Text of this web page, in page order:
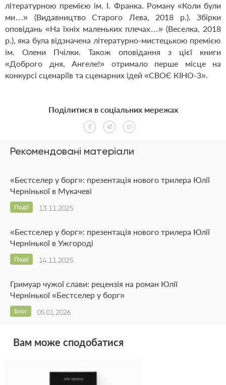
літературною премією ім. І. Франка. Роману «Коли були
ми…» (Видавництво Старого Лева, 2018 р.). Збірки
оповідань «На їхніх маленьких плечах…» (Веселка, 2018
р.), яка була відзначена літературно-мистецькою премією
ім. Олени Пчілки. Також оповідання з цієї книги
«Доброго дня, Ангеле!» отримало перше місце на
конкурсі сценаріїв та сценарних ідей «СВОЄ КІНО-3».
Рекомендовані матеріали
«Бестселер у борг»: презентація нового трилера Юлії
Чернінької в Мукачеві
13.11.2025
Події
«Бестселер у борг»: презентація нового трилера Юлії
Чернінької в Ужгороді
14.11.2025
Події
Гримуар чужої слави: рецензія на роман Юлії
Чернінької «Бестселер у борг»
05.01.2026
Блог
Поділитися в соціальних мережах
Вам може сподобатися